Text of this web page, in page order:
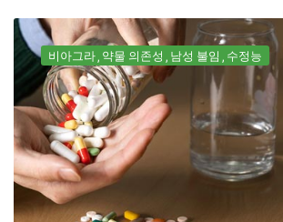
비아그라 약물 의존성 남성 불임 수정능